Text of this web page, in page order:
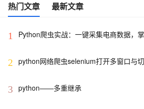
热门文章 最新文章
1 Python爬虫实战：一键采集电商数据，掌
2 python网络爬虫selenium打开多窗口与
3 python——多重继承